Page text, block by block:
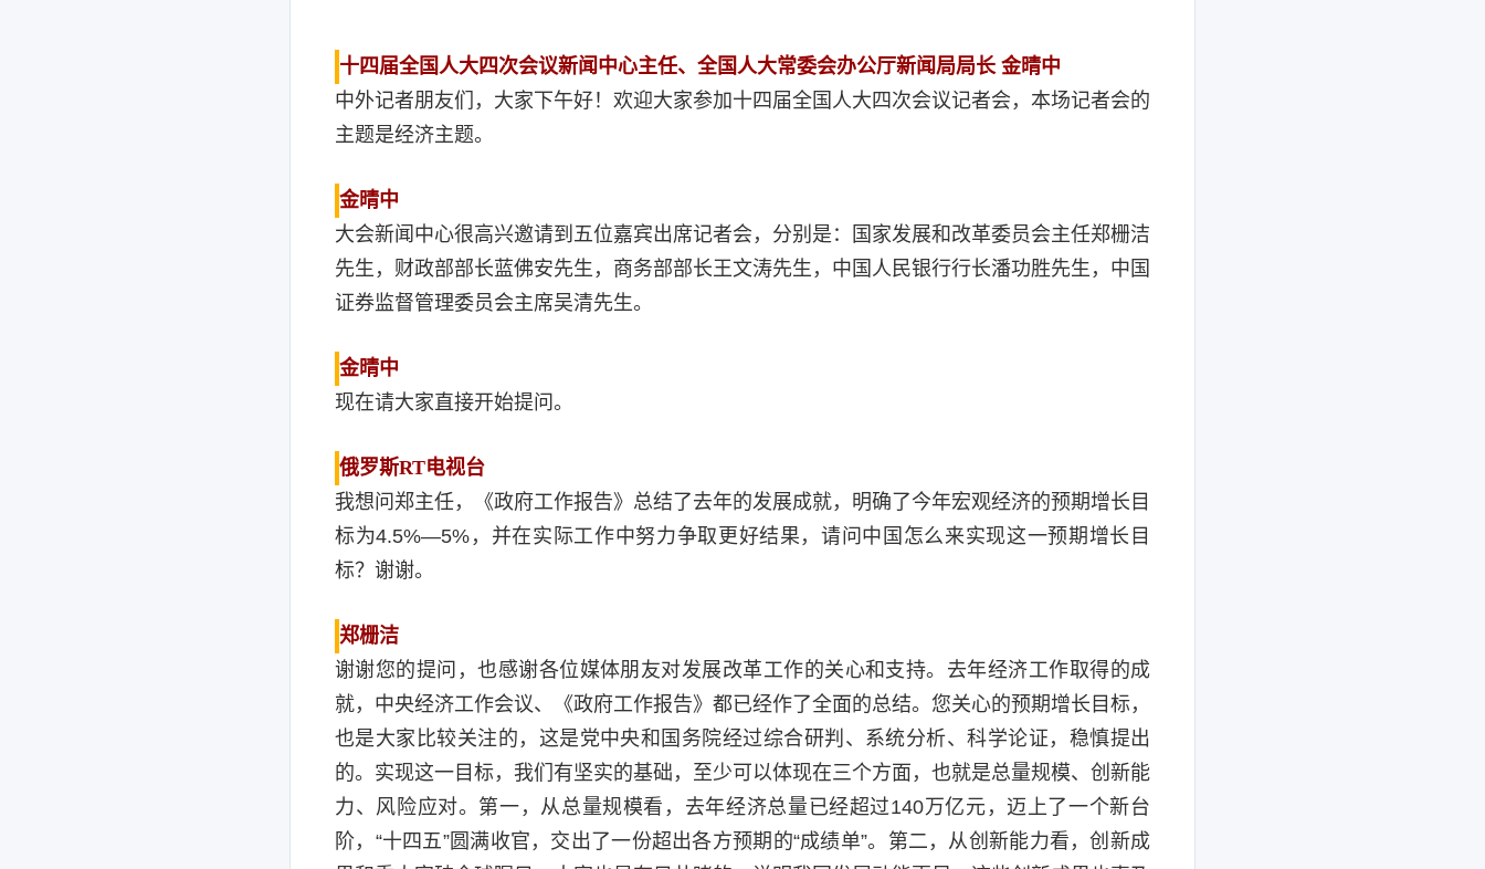
十四届全国人大四次会议新闻中心主任、全国人大常委会办公厅新闻局局长 金晴中
中外记者朋友们，大家下午好！欢迎大家参加十四届全国人大四次会议记者会，本场记者会的
主题是经济主题。
金晴中
大会新闻中心很高兴邀请到五位嘉宾出席记者会，分别是：国家发展和改革委员会主任郑栅洁
先生，财政部部长蓝佛安先生，商务部部长王文涛先生，中国人民银行行长潘功胜先生，中国
证券监督管理委员会主席吴清先生。
金晴中
现在请大家直接开始提问。
俄罗斯RT电视台
我想问郑主任，《政府工作报告》总结了去年的发展成就，明确了今年宏观经济的预期增长目
标为4.5%—5%，并在实际工作中努力争取更好结果，请问中国怎么来实现这一预期增长目
标？谢谢。
郑栅洁
谢谢您的提问，也感谢各位媒体朋友对发展改革工作的关心和支持。去年经济工作取得的成
就，中央经济工作会议、《政府工作报告》都已经作了全面的总结。您关心的预期增长目标，
也是大家比较关注的，这是党中央和国务院经过综合研判、系统分析、科学论证，稳慎提出
的。实现这一目标，我们有坚实的基础，至少可以体现在三个方面，也就是总量规模、创新能
力、风险应对。第一，从总量规模看，去年经济总量已经超过140万亿元，迈上了一个新台
阶，“十四五”圆满收官，交出了一份超出各方预期的“成绩单”。第二，从创新能力看，创新成